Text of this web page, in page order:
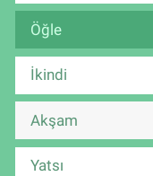
Öğle
İkindi
Akşam
Yatsı